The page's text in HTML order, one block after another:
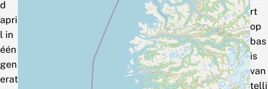
d
apri
l in
één
gen
erat
rt
op
bas
is
van
telli